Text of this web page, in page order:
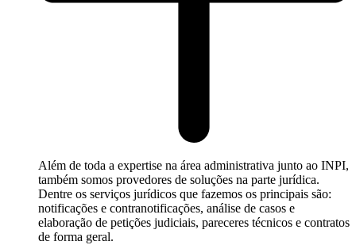
Além de toda a expertise na área administrativa junto ao INPI,
também somos provedores de soluções na parte jurídica.
Dentre os serviços jurídicos que fazemos os principais são:
notificações e contranotificações, análise de casos e
elaboração de petições judiciais, pareceres técnicos e contratos
de forma geral.